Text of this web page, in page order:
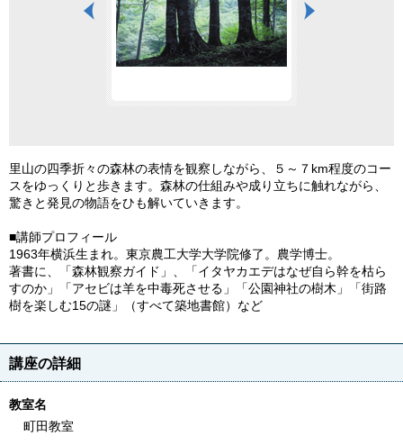
里山の四季折々の森林の表情を観察しながら、５～７km程度のコー
スをゆっくりと歩きます。森林の仕組みや成り立ちに触れながら、
驚きと発見の物語をひも解いていきます。
■講師プロフィール
1963年横浜生まれ。東京農工大学大学院修了。農学博士。
著書に、「森林観察ガイド」、「イタヤカエデはなぜ自ら幹を枯ら
すのか」「アセビは羊を中毒死させる」「公園神社の樹木」「街路
樹を楽しむ15の謎」（すべて築地書館）など
講座の詳細
教室名
町田教室